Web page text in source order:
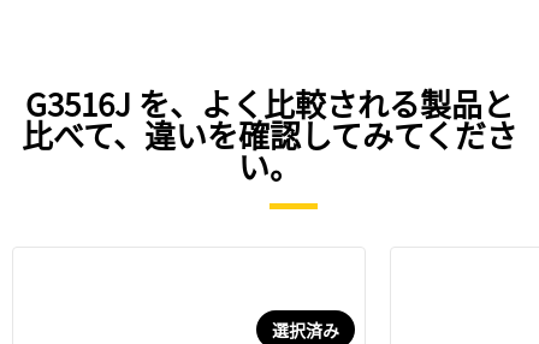
G3516J を、よく比較される製品と
比べて、違いを確認してみてくださ
い。
選択済み